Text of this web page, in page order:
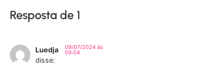
Resposta de 1
Luedja
disse:
09/07/2024 às
09:04